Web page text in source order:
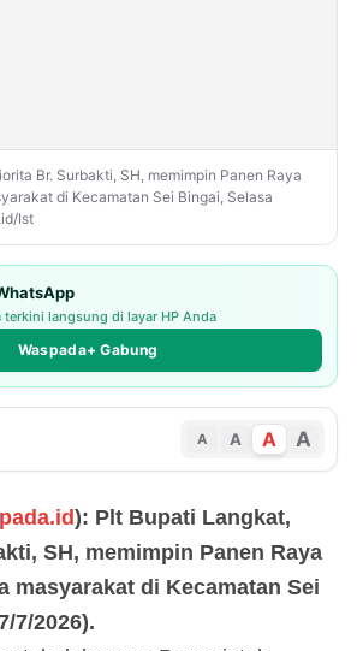
Br. Surbakti, SH, memimpin Panen Raya
di Kecamatan Sei Bingai, Selasa
Ist
terkini langsung di layar HP Anda
Waspada+ Gabung
A A A A
): Plt Bupati Langkat,
SH, memimpin Panen Raya
masyarakat di Kecamatan Sei
7/2026).